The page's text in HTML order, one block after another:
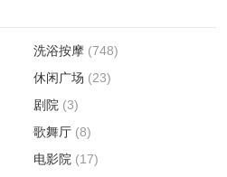
洗浴按摩 (748)
休闲广场 (23)
剧院 (3)
歌舞厅 (8)
电影院 (17)